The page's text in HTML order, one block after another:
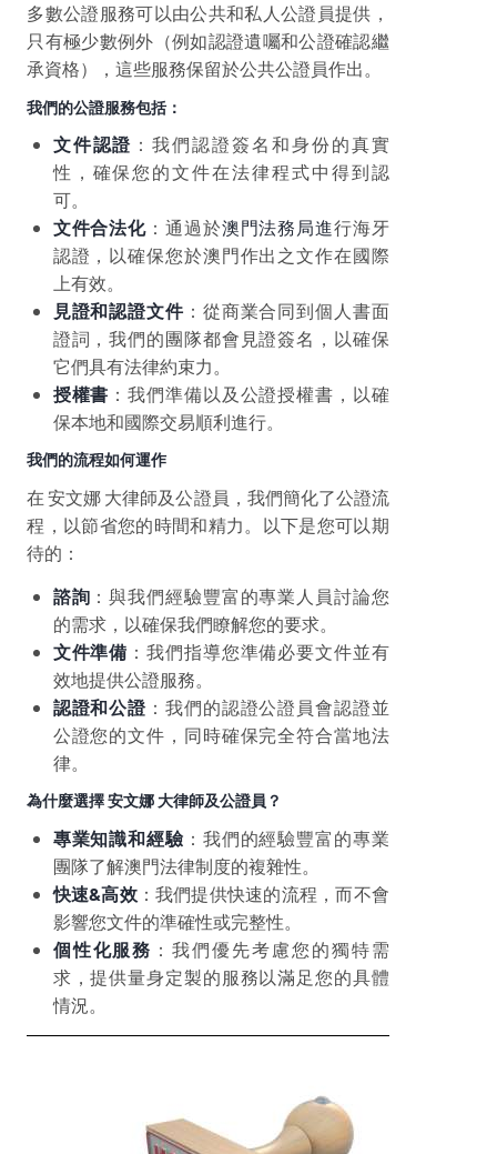
多數公證服務可以由公共和私人公證員提供，
只有極少數例外（例如認證遺囑和公證確認繼
承資格），這些服務保留於公共公證員作出。
我們的公證服務包括：
文件認證 ：我們認證簽名和身份的真實
性，確保您的文件在法律程式中得到認
可。
文件合法化 ：通過於澳門法務局進行海牙
認證，以確保您於澳門作出之文作在國際
上有效。
見證和認證文件 ：從商業合同到個人書面
證詞，我們的團隊都會見證簽名，以確保
它們具有法律約束力。
授權書 ：我們準備以及公證授權書，以確
保本地和國際交易順利進行。
我們的流程如何運作
在 安文娜 大律師及公證員，我們簡化了公證流
程，以節省您的時間和精力。以下是您可以期
待的：
諮詢 ：與我們經驗豐富的專業人員討論您
的需求，以確保我們瞭解您的要求。
文件準備 ：我們指導您準備必要文件並有
效地提供公證服務。
認證和公證 ：我們的認證公證員會認證並
公證您的文件，同時確保完全符合當地法
律。
為什麼選擇 安文娜 大律師及公證員？
專業知識和經驗 ：我們的經驗豐富的專業
團隊了解澳門法律制度的複雜性。
快速&高效：我們提供快速的流程，而不會
影響您文件的準確性或完整性。
個性化服務 ：我們優先考慮您的獨特需
求，提供量身定製的服務以滿足您的具體
情況。